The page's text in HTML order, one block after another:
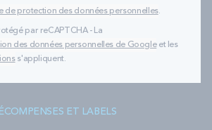
de protection des données personnelles.
par reCAPTCHA - La
des données personnelles de Googleet les
s'appliquent.
ET LABELS